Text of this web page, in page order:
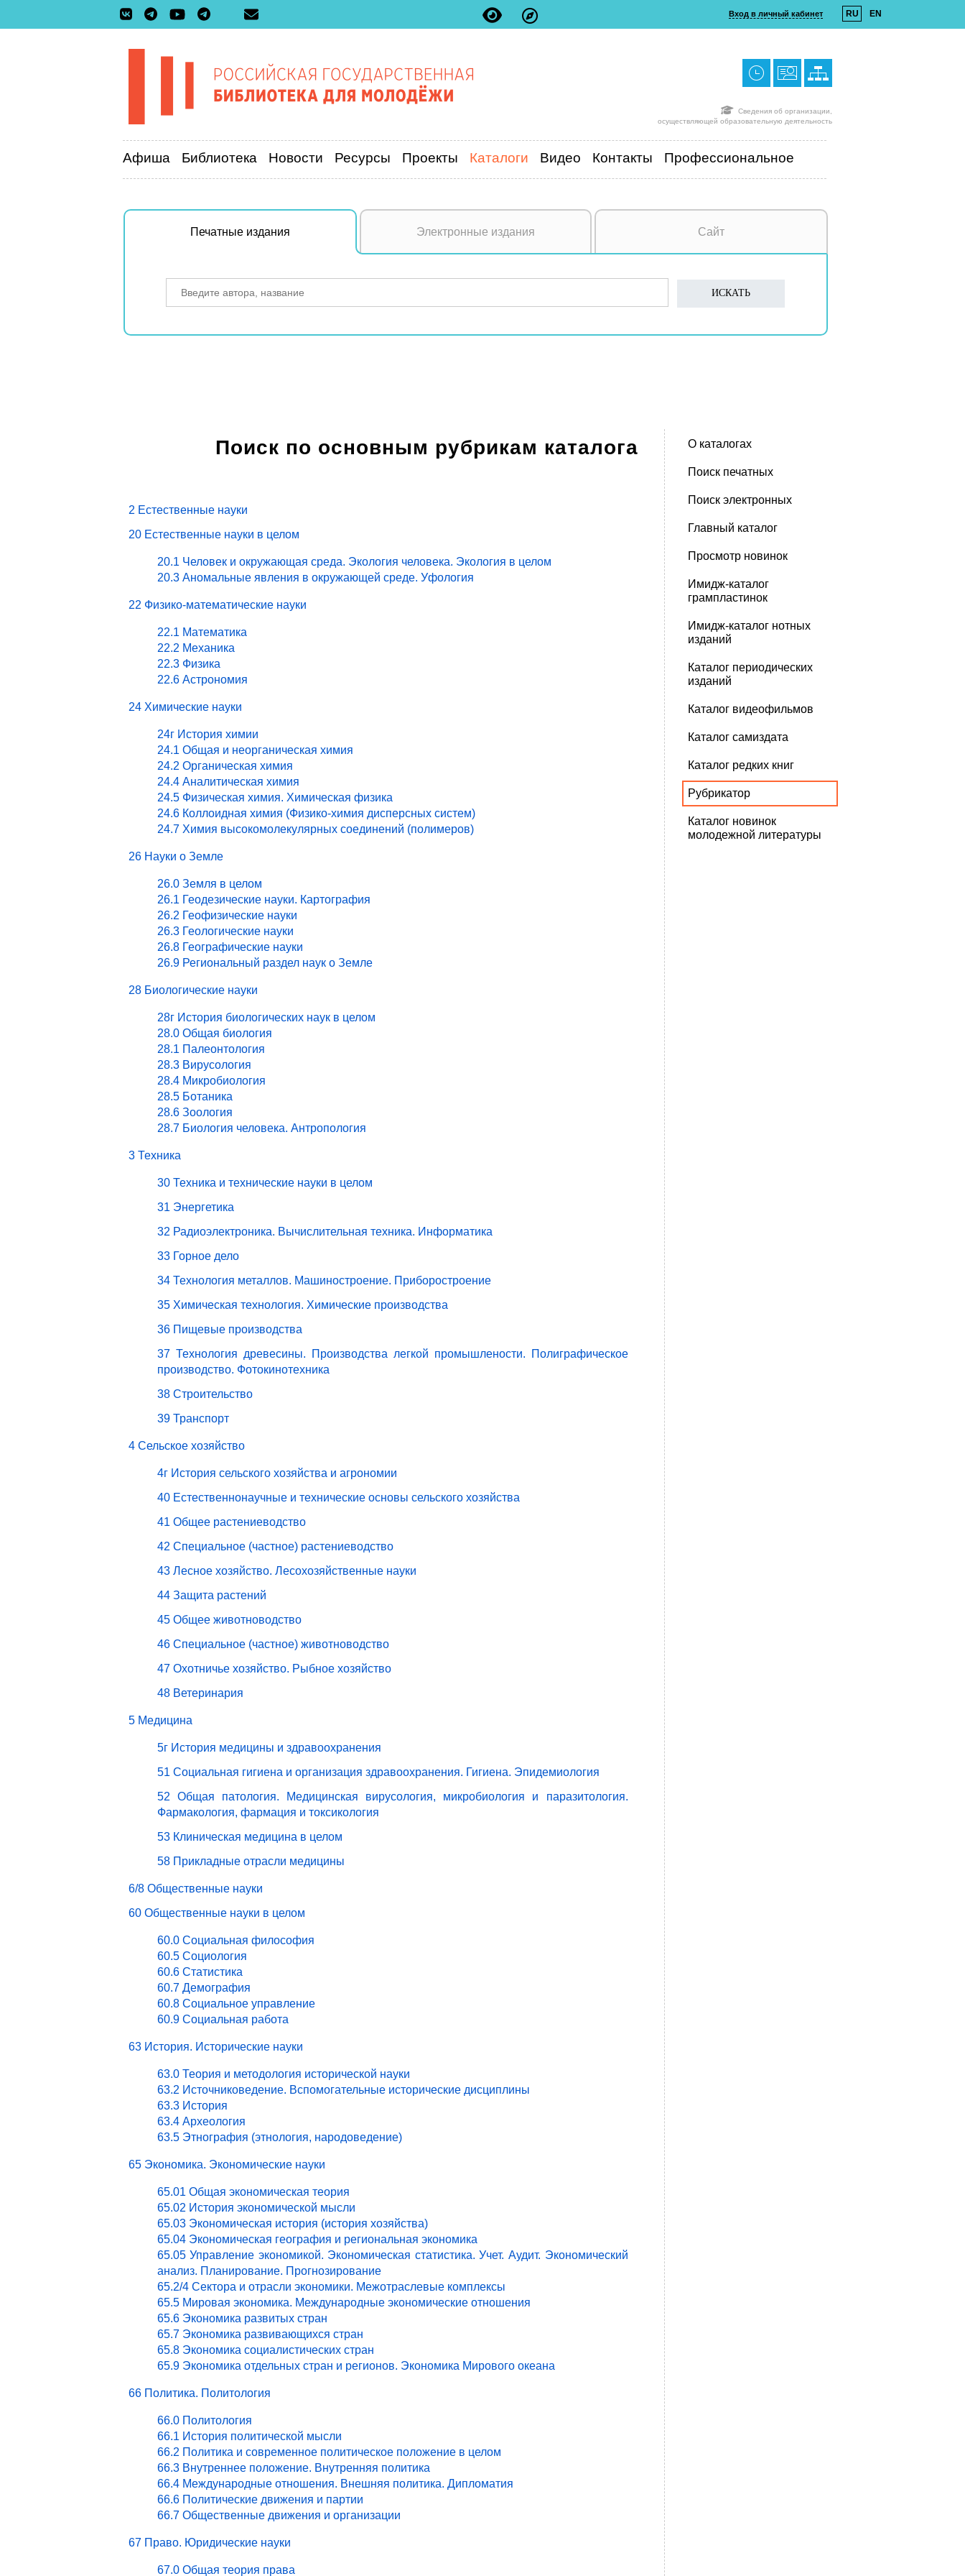
Вход в личный кабинет RU EN
Сведения об организации,
осуществляющей образовательную деятельность
Афиша Библиотека Новости Ресурсы Проекты Каталоги Видео Контакты Профессиональное
Печатные издания Электронные издания Сайт
Поиск по основным рубрикам каталога
2 Естественные науки
20 Естественные науки в целом
20.1 Человек и окружающая среда. Экология человека. Экология в целом
20.3 Аномальные явления в окружающей среде. Уфология
22 Физико-математические науки
22.1 Математика
22.2 Механика
22.3 Физика
22.6 Астрономия
24 Химические науки
24г История химии
24.1 Общая и неорганическая химия
24.2 Органическая химия
24.4 Аналитическая химия
24.5 Физическая химия. Химическая физика
24.6 Коллоидная химия (Физико-химия дисперсных систем)
24.7 Химия высокомолекулярных соединений (полимеров)
26 Науки о Земле
26.0 Земля в целом
26.1 Геодезические науки. Картография
26.2 Геофизические науки
26.3 Геологические науки
26.8 Географические науки
26.9 Региональный раздел наук о Земле
28 Биологические науки
28г История биологических наук в целом
28.0 Общая биология
28.1 Палеонтология
28.3 Вирусология
28.4 Микробиология
28.5 Ботаника
28.6 Зоология
28.7 Биология человека. Антропология
3 Техника
30 Техника и технические науки в целом
31 Энергетика
32 Радиоэлектроника. Вычислительная техника. Информатика
33 Горное дело
34 Технология металлов. Машиностроение. Приборостроение
35 Химическая технология. Химические производства
36 Пищевые производства
37 Технология древесины. Производства легкой промышлености. Полиграфическое
производство. Фотокинотехника
38 Строительство
39 Транспорт
4 Сельское хозяйство
4г История сельского хозяйства и агрономии
40 Естественнонаучные и технические основы сельского хозяйства
41 Общее растениеводство
42 Специальное (частное) растениеводство
43 Лесное хозяйство. Лесохозяйственные науки
44 Защита растений
45 Общее животноводство
46 Специальное (частное) животноводство
47 Охотничье хозяйство. Рыбное хозяйство
48 Ветеринария
5 Медицина
5г История медицины и здравоохранения
51 Социальная гигиена и организация здравоохранения. Гигиена. Эпидемиология
52 Общая патология. Медицинская вирусология, микробиология и паразитология.
Фармакология, фармация и токсикология
53 Клиническая медицина в целом
58 Прикладные отрасли медицины
6/8 Общественные науки
60 Общественные науки в целом
60.0 Социальная философия
60.5 Социология
60.6 Статистика
60.7 Демография
60.8 Социальное управление
60.9 Социальная работа
63 История. Исторические науки
63.0 Теория и методология исторической науки
63.2 Источниковедение. Вспомогательные исторические дисциплины
63.3 История
63.4 Археология
63.5 Этнография (этнология, народоведение)
65 Экономика. Экономические науки
65.01 Общая экономическая теория
65.02 История экономической мысли
65.03 Экономическая история (история хозяйства)
65.04 Экономическая география и региональная экономика
65.05 Управление экономикой. Экономическая статистика. Учет. Аудит. Экономический
анализ. Планирование. Прогнозирование
65.2/4 Сектора и отрасли экономики. Межотраслевые комплексы
65.5 Мировая экономика. Международные экономические отношения
65.6 Экономика развитых стран
65.7 Экономика развивающихся стран
65.8 Экономика социалистических стран
65.9 Экономика отдельных стран и регионов. Экономика Мирового океана
66 Политика. Политология
66.0 Политология
66.1 История политической мысли
66.2 Политика и современное политическое положение в целом
66.3 Внутреннее положение. Внутренняя политика
66.4 Международные отношения. Внешняя политика. Дипломатия
66.6 Политические движения и партии
66.7 Общественные движения и организации
67 Право. Юридические науки
67.0 Общая теория права
О каталогах
Поиск печатных
Поиск электронных
Главный каталог
Просмотр новинок
Имидж-каталог
грампластинок
Имидж-каталог нотных
изданий
Каталог периодических
изданий
Каталог видеофильмов
Каталог самиздата
Каталог редких книг
Рубрикатор
Каталог новинок
молодежной литературы